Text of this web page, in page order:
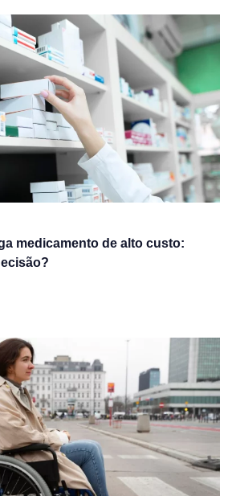
medicamento de alto custo: